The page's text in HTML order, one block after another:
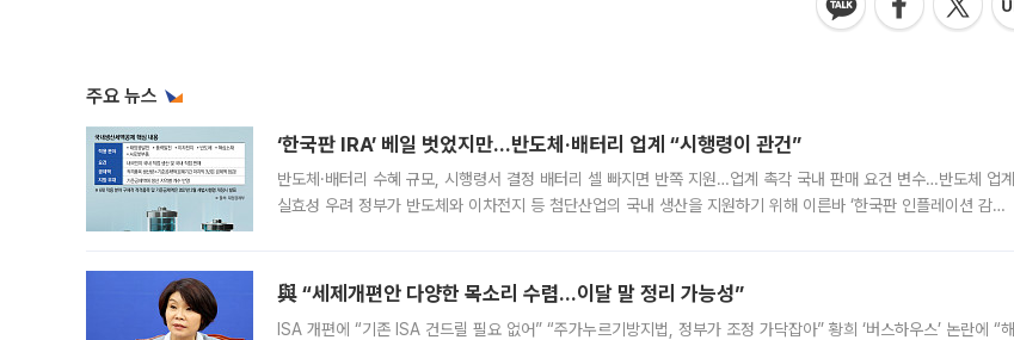
주요 뉴스
‘한국판 IRA’ 베일 벗었지만…반도체·배터리 업계 “시행령이 관건”
반도체·배터리 수혜 규모, 시행령서 결정 배터리 셀 빠지면 반쪽 지원…업계 촉각 국내 판매 요건 변수…반도체 업계
실효성 우려 정부가 반도체와 이차전지 등 첨단산업의 국내 생산을 지원하기 위해 이른바 ‘한국판 인플레이션 감축
與 “세제개편안 다양한 목소리 수렴…이달 말 정리 가능성”
ISA 개편에 “기존 ISA 건드릴 필요 없어” “주가누르기방지법, 정부가 조정 가닥잡아” 황희 ‘버스하우스’ 논란에 “해